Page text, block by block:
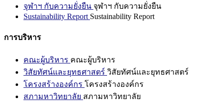
จุฬาฯ กับความยั่งยืน จุฬาฯ กับความยั่งยืน
Sustainability Report Sustainability Report
การบริหาร
คณะผู้บริหาร คณะผู้บริหาร
วิสัยทัศน์และยุทธศาสตร์ วิสัยทัศน์และยุทธศาสตร์
โครงสร้างองค์กร โครงสร้างองค์กร
สภามหาวิทยาลัย สภามหาวิทยาลัย